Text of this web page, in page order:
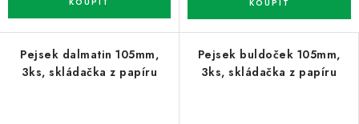
Pejsek dalmatin 105mm,
3ks, skládačka z papíru
Pejsek buldoček 105mm,
3ks, skládačka z papíru